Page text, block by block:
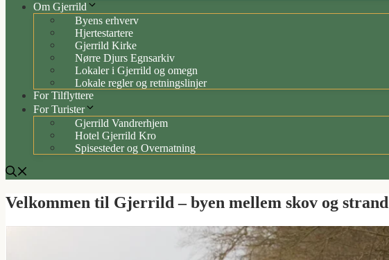
Om Gjerrild
Byens erhverv
Hjertestartere
Gjerrild Kirke
Nørre Djurs Egnsarkiv
Lokaler i Gjerrild og omegn
Lokale regler og retningslinjer
For Tilflyttere
For Turister
Gjerrild Vandrerhjem
Hotel Gjerrild Kro
Spisesteder og Overnatning
Velkommen til Gjerrild – byen mellem skov og strand